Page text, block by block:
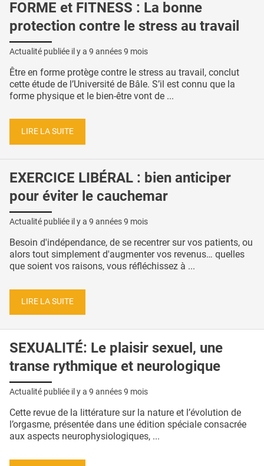
FORME et FITNESS : La bonne
protection contre le stress au travail
Actualité publiée il y a 9 années 9 mois
Être en forme protège contre le stress au travail, conclut
cette étude de l’Université de Bâle. S’il est connu que la
forme physique et le bien-être vont de ...
LIRE LA SUITE
EXERCICE LIBÉRAL : bien anticiper
pour éviter le cauchemar
Actualité publiée il y a 9 années 9 mois
Besoin d'indépendance, de se recentrer sur vos patients, ou
alors tout simplement d'augmenter vos revenus… quelles
que soient vos raisons, vous réfléchissez à ...
LIRE LA SUITE
SEXUALITÉ: Le plaisir sexuel, une
transe rythmique et neurologique
Actualité publiée il y a 9 années 9 mois
Cette revue de la littérature sur la nature et l’évolution de
l’orgasme, présentée dans une édition spéciale consacrée
aux aspects neurophysiologiques, ...